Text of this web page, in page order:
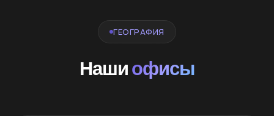
ГЕОГРАФИЯ
Нашиофисы